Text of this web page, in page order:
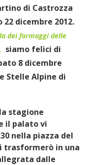
di Castrozza
dicembre 2012.
dei formaggi delle
siamo felici di
8 dicembre
Stelle Alpine di
stagione
il palato vi
nella piazza del
trasformerò in una
dalle